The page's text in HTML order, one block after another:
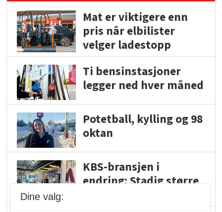
Mat er viktigere enn
pris når elbilister
velger ladestopp
Ti bensinstasjoner
legger ned hver måned
Potetball, kylling og 98
oktan
KBS-bransjen i
endring: Stadig større
Dine valg: